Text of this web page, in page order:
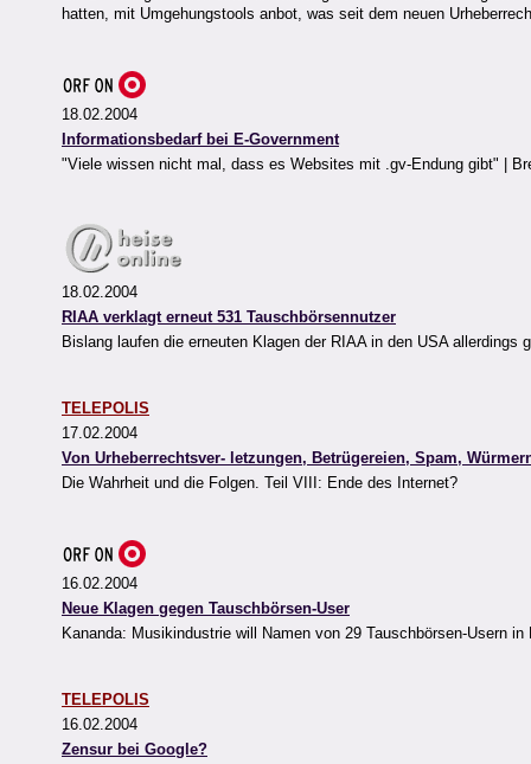
hatten, mit Umgehungstools anbot, was seit dem neuen
18.02.2004
Informationsbedarf bei E-Government
"Viele wissen nicht mal, dass es Websites mit .gv-Endung gibt" |
18.02.2004
RIAA verklagt erneut 531 Tauschbörsennutzer
Bislang laufen die erneuten Klagen der RIAA in den USA
TELEPOLIS
17.02.2004
Von Urheberrechtsver- letzungen, Betrügereien, Spam,
Die Wahrheit und die Folgen. Teil VIII: Ende des Internet?
16.02.2004
Neue Klagen gegen Tauschbörsen-User
Kananda: Musikindustrie will Namen von 29 Tauschbörsen-Usern
TELEPOLIS
16.02.2004
Zensur bei Google?